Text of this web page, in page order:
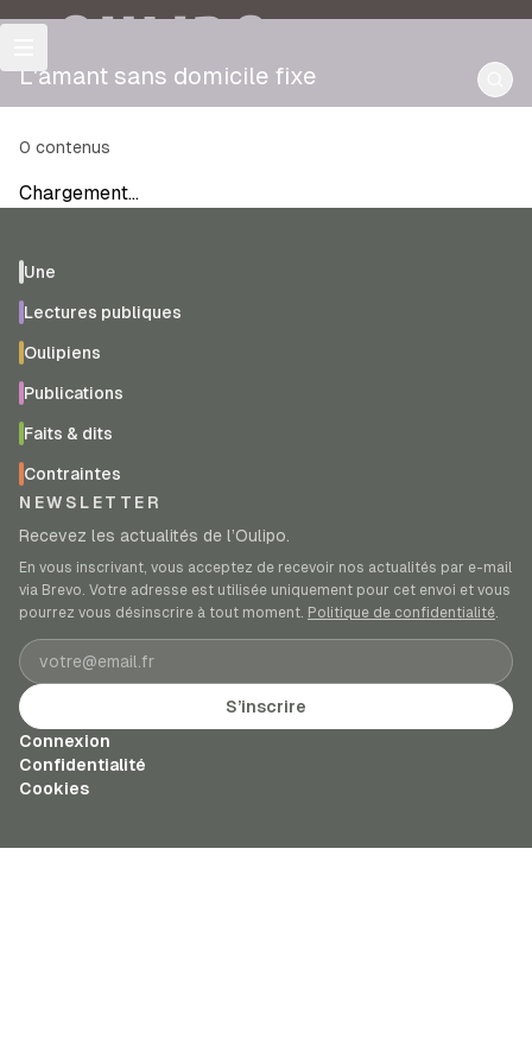
OULIPO
L'amant sans domicile fixe
0 contenus
Chargement…
Une
Lectures publiques
Oulipiens
Publications
Faits & dits
Contraintes
NEWSLETTER
Recevez les actualités de l’Oulipo.
En vous inscrivant, vous acceptez de recevoir nos actualités par e-mail
via Brevo. Votre adresse est utilisée uniquement pour cet envoi et vous
pourrez vous désinscrire à tout moment. Politique de confidentialité.
Adresse e-mail
S’inscrire
Connexion
Confidentialité
Cookies